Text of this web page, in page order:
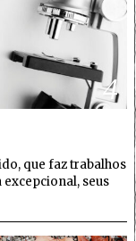
4
que faz trabalhos
seus